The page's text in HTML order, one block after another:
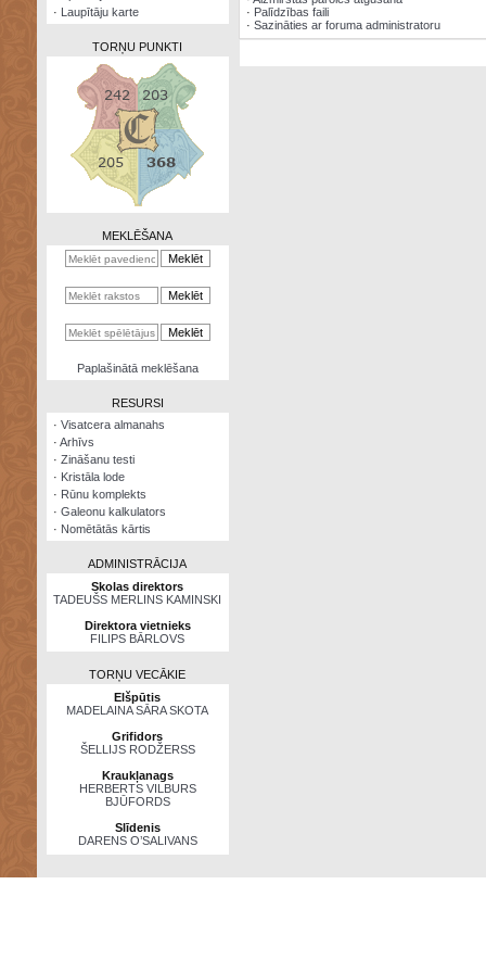
kalkulators
· Laupītāju karte
TORŅU PUNKTI
MEKLĒŠANA
Paplašinātā meklēšana
RESURSI
· Visatcera almanahs
· Arhīvs
· Zināšanu testi
· Kristāla lode
· Rūnu komplekts
· Galeonu kalkulators
· Nomētātās kārtis
ADMINISTRĀCIJA
Skolas direktors
TADEUŠS MERLINS KAMINSKI
Direktora vietnieks
FILIPS BĀRLOVS
TORŅU VECĀKIE
Elšpūtis
MADELAINA SĀRA SKOTA
Grifidors
ŠELLIJS RODŽERSS
Kraukļanags
HERBERTS VILBURS
BJŪFORDS
Slīdenis
DARENS O’SALIVANS
· Palīdzības faili
· Sazināties ar foruma administratoru